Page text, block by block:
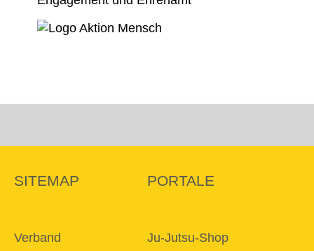
SITEMAP
Verband
PORTALE
Ju-Jutsu-Shop